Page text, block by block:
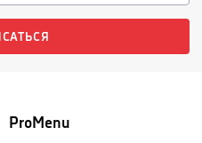
ProMenu